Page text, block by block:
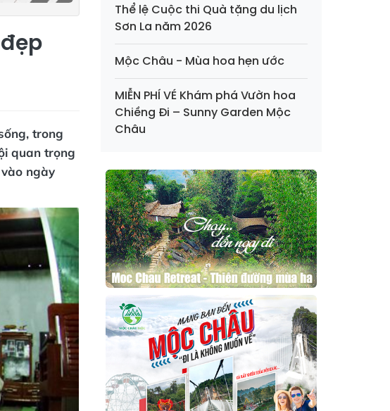
trong
quan trọng
ngày
Thể lệ Cuộc thi Quà tặng du lịch
Sơn La năm 2026
Mộc Châu - Mùa hoa hẹn ước
MIỄN PHÍ VÉ Khám phá Vườn hoa
Chiềng Đi – Sunny Garden Mộc
Châu